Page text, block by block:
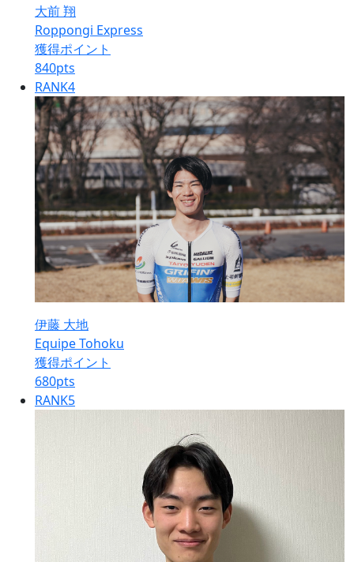
大前 翔
Roppongi Express
獲得ポイント
840pts
RANK4
伊藤 大地
Equipe Tohoku
獲得ポイント
680pts
RANK5